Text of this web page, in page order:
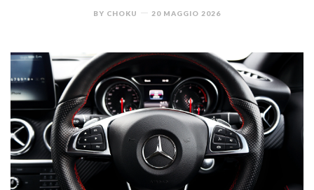
BY CHOKU 20 MAGGIO 2026